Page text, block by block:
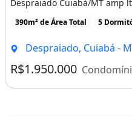
ambiente
CRECI-MT 21843J |
Favor verificar
atualizados.
Despraiado Cuiabá/MT amp
390m² de Área Total 5
Despraiado, Cuiabá -
R$1.950.000